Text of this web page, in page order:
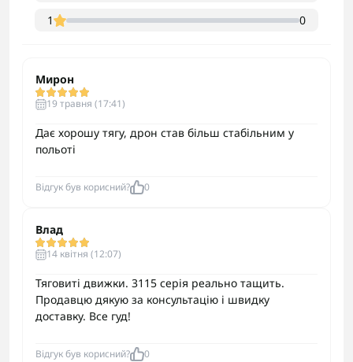
1
0
Мирон
19 травня (17:41)
Дає хорошу тягу, дрон став більш стабільним у
польоті
Відгук був корисний? 0
Влад
14 квітня (12:07)
Тяговиті движки. 3115 серія реально тащить.
Продавцю дякую за консультацію і швидку
доставку. Все гуд!
Відгук був корисний? 0